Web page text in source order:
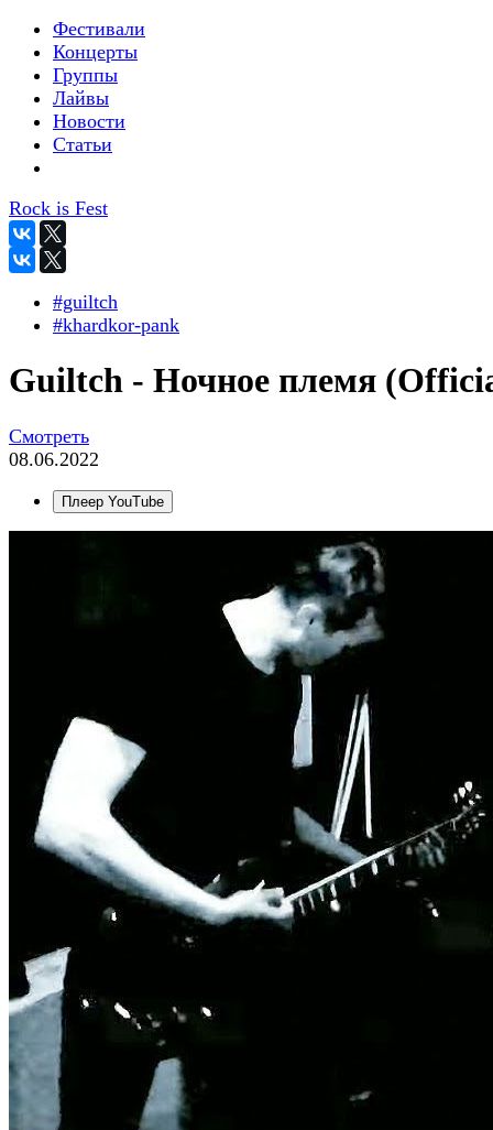
Фестивали
Концерты
Группы
Лайвы
Новости
Статьи
Rock is Fest
#guiltch
#khardkor-pank
Guiltch - Ночное племя
Смотреть
08.06.2022
Плеер YouTube